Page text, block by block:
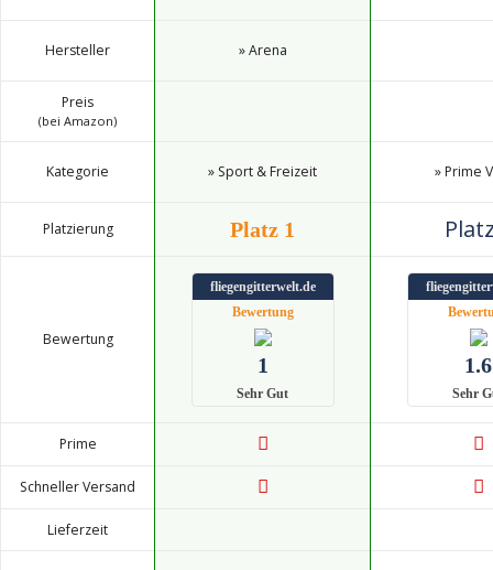
Hersteller » Arena
Preis
(bei Amazon)
Kategorie » Sport & Freizeit » Prime
Platzierung Platz 1
Bewertung
fliegengitterwelt.de
Bewertung
1
Sehr Gut
1.6
Sehr
Prime
Schneller Versand
Lieferzeit